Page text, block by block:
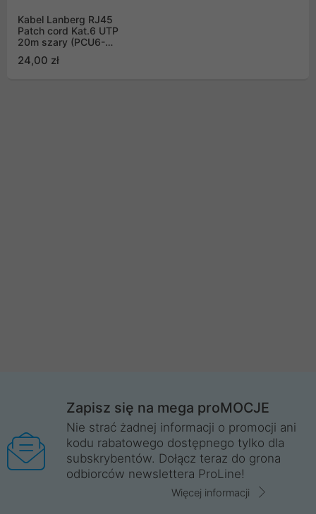
Kabel Lanberg RJ45
Patch cord Kat.6 UTP
20m szary (PCU6-
24,00 zł
Zapisz się na mega proMOCJE
Nie strać żadnej informacji o promocji ani
kodu rabatowego dostępnego tylko dla
subskrybentów. Dołącz teraz do grona
odbiorców newslettera ProLine!
Więcej informacji